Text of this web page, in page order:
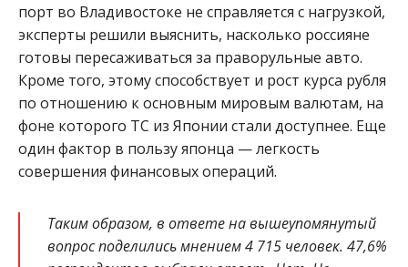
порт во Владивостоке не справляется с нагрузкой,
эксперты решили выяснить, насколько россияне
готовы пересаживаться за праворульные авто.
Кроме того, этому способствует и рост курса рубля
по отношению к основным мировым валютам, на
фоне которого ТС из Японии стали доступнее. Еще
один фактор в пользу японца — легкость
совершения финансовых операций.
Таким образом, в ответе на вышеупомянутый
вопрос поделились мнением 4 715 человек. 47,6%